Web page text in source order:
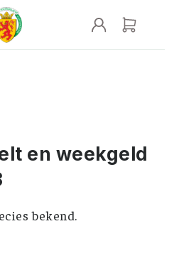
en weekgeld
bekend.